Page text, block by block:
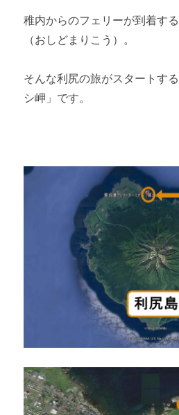
稚内からのフェリーが到着す
（おしどまりこう）。
そんな利尻の旅がスタートす
シ岬」です。